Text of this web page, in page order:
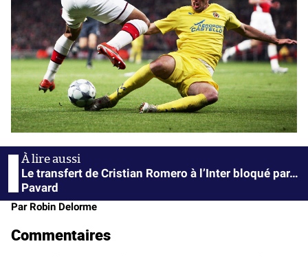
Le transfert de Cristian Romero à l’Inter bloqué par…
Pavard
Par Robin Delorme
Commentaires